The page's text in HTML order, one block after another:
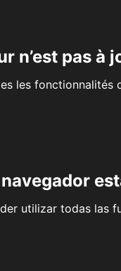
n’est pas à
les fonctionnalités
utilizar todas las